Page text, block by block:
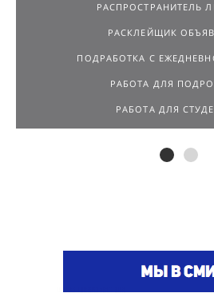
РАСПРОСТРАНИТЕЛЬ
РАСКЛЕЙЩИК
ПОДРАБОТКА С
РАБОТА ДЛЯ
РАБОТА ДЛЯ